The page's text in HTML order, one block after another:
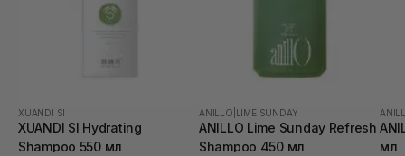
XUANDI SI
XUANDI SI Hydrating
Shampoo 550 мл
ANILLO LIME SUNDAY
ANILLO Lime Sunday Refresh
Shampoo 450 мл
мл